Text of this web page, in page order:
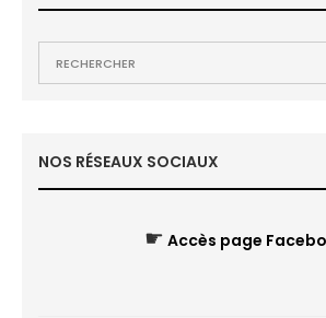
NOS RÉSEAUX SOCIAUX
☛ Accès page